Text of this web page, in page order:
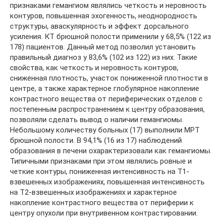
признаками гемангиом являлись четкость и неровность
контуров, повышенная эхогенность, неоднородность
структуры, аваскулярность и эффект дорсального
усиления. КТ брюшной полости применили у 68,5% (122 из
178) пациентов. Данный метод позволил установить
правильный диагноз у 83,6% (102 из 122) из них. Такие
свойства, как четкость и неровность контуров,
сниженная плотность, участок пониженной плотности в
центре, а также характерное глобулярное накопление
контрастного вещества от периферических отделов с
постепенным распространением к центру образования,
позволяли сделать вывод о наличии гемангиомы.
Небольшому количеству больных (17) выполнили МРТ
брюшной полости. В 94,1% (16 из 17) наблюдений
образования в печени охарактеризовали как гемангиомы.
Типичными признаками при этом являлись ровные и
четкие контуры, пониженная интенсивность на Т1-
взвешенных изображениях, повышенная интенсивность
на Т2-взвешенных изображениях и характерное
накопление контрастного вещества от периферии к
центру опухоли при внутривенном контрастировании.